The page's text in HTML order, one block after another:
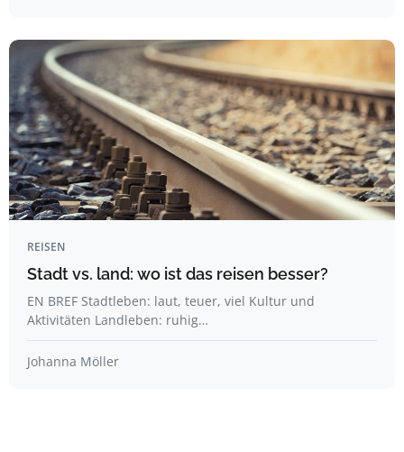
REISEN
Stadt vs. land: wo ist das reisen besser?
EN BREF Stadtleben: laut, teuer, viel Kultur und
Aktivitäten Landleben: ruhig…
Johanna Möller